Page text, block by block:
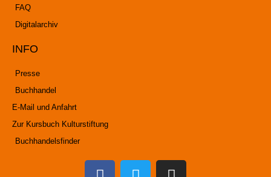
FAQ
Digitalarchiv
INFO
Presse
Buchhandel
E-Mail und Anfahrt
Zur Kursbuch Kulturstiftung
Buchhandelsfinder